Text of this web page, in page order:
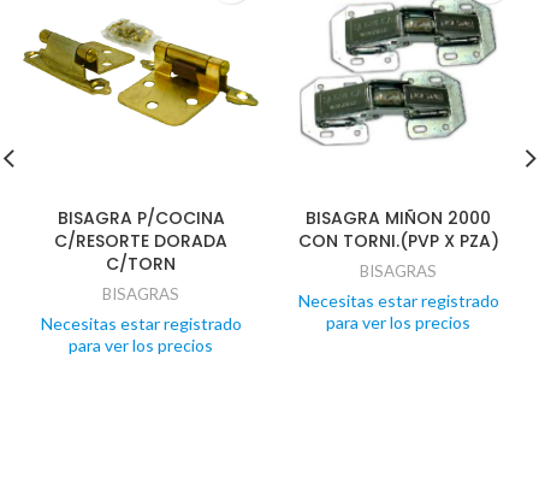
BISAGRA P/COCINA
C/RESORTE DORADA
C/TORN
BISAGRAS
Necesitas estar registrado
para ver los precios
BISAGRA MIÑON 2000
CON TORNI.(PVP X PZA)
BISAGRAS
Necesitas estar registrado
para ver los precios